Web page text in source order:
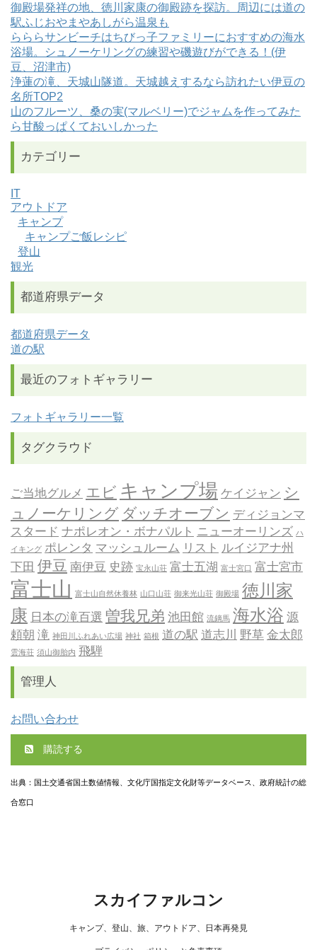
御殿場発祥の地、徳川家康の御殿跡を探訪。周辺には道の
駅ふじおやまやあしがら温泉も
らららサンビーチはちびっ子ファミリーにおすすめの海水
浴場。シュノーケリングの練習や磯遊びができる！(伊
豆、沼津市)
浄蓮の滝、天城山隧道。天城越えするなら訪れたい伊豆の
名所TOP2
山のフルーツ、桑の実(マルベリー)でジャムを作ってみた
ら甘酸っぱくておいしかった
カテゴリー
IT
アウトドア
キャンプ
キャンプご飯レシピ
登山
観光
都道府県データ
都道府県データ
道の駅
最近のフォトギャラリー
フォトギャラリー一覧
タグクラウド
ご当地グルメ エビ キャンプ場 ケイジャン シ
ュノーケリング ダッチオーブン ディジョンマ
スタード ナポレオン・ボナパルト ニューオーリンズ ハ
イキング ポレンタ マッシュルーム リスト ルイジアナ州
下田 伊豆 南伊豆 史跡 宝永山荘 富士五湖 富士宮口 富士宮市
富士山 富士山自然休養林 山口山荘 御来光山荘 御殿場 徳川家
康 日本の滝百選 曽我兄弟 池田館 流鏑馬 海水浴 源
頼朝 滝 神田川ふれあい広場 神社 箱根 道の駅 道志川 野草 金太郎
雲海荘 須山御胎内 飛騨
管理人
お問い合わせ
購読する
出典：国土交通省国土数値情報、文化庁国指定文化財等データベース、政府統計の総
合窓口
スカイファルコン
キャンプ、登山、旅、アウトドア、日本再発見